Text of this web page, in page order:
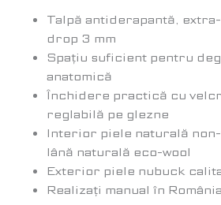
Talpă antiderapantă,
drop 3 mm
Spațiu suficient pentru
anatomică
Închidere practică cu
reglabilă pe glezne
Interior piele naturală
lână naturală eco-wool
Exterior piele nubuck
Realizați manual în România